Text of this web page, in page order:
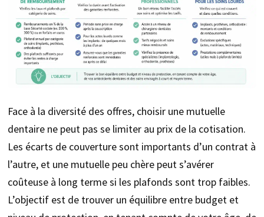
Face à la diversité des offres, choisir une mutuelle
dentaire ne peut pas se limiter au prix de la cotisation.
Les écarts de couverture sont importants d’un contrat à
l’autre, et une mutuelle peu chère peut s’avérer
coûteuse à long terme si les plafonds sont trop faibles.
L’objectif est de trouver un équilibre entre budget et